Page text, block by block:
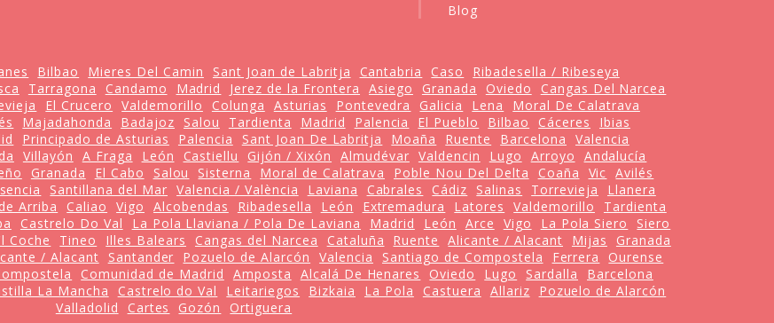
Blog
Bilbao Mieres Del Camin Sant Joan de Labritja Cantabria Caso
Ribadesella / Ribeseya
Tarragona Candamo Madrid Jerez de la Frontera Asiego Granada Oviedo
Cangas Del Narcea
El Crucero Valdemorillo Colunga Asturias Pontevedra Galicia Lena
Moral De Calatrava
Majadahonda Badajoz Salou Tardienta Madrid Palencia El Pueblo Bilbao Cáceres
Ibias
Principado de Asturias Palencia Sant Joan De Labritja Moaña Ruente Barcelona
Valencia
Villayón A Fraga León Castiellu Gijón / Xixón Almudévar Valdencin Lugo Arroyo
Andalucía
Granada El Cabo Salou Sisterna Moral de Calatrava Poble Nou Del Delta Coaña Vic
Avilés
Santillana del Mar Valencia / València Laviana Cabrales Cádiz Salinas Torrevieja
Llanera
Arriba Caliao Vigo Alcobendas Ribadesella León Extremadura Latores Valdemorillo
Tardienta
Castrelo Do Val La Pola Llaviana / Pola De Laviana Madrid León Arce Vigo La Pola Siero
Siero
Coche Tineo Illes Balears Cangas del Narcea Cataluña Ruente Alicante / Alacant Mijas
Granada
/ Alacant Santander Pozuelo de Alarcón Valencia Santiago de Compostela Ferrera
Ourense
Comunidad de Madrid Amposta Alcalá De Henares Oviedo Lugo Sardalla
Barcelona
La Mancha Castrelo do Val Leitariegos Bizkaia La Pola Castuera Allariz
Pozuelo de Alarcón
Valladolid
Cartes Gozón Ortiguera